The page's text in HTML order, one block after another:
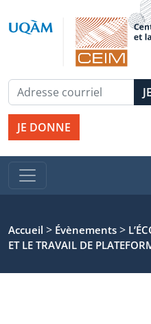
JE DONNE
Accueil > Évènements >
ET LE TRAVAIL DE